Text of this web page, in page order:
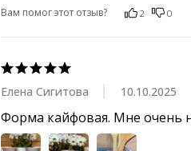
Вам помог этот отзыв? 2 0
Елена Сигитова 10.10.2025
Форма кайфовая. Мне очень